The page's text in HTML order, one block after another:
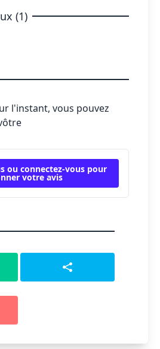
(1)
l'instant, vous pouvez
ou connectez-vous pour
votre avis